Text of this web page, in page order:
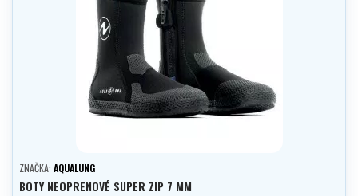
ZNAČKA: AQUALUNG
BOTY NEOPRENOVÉ SUPER ZIP 7 MM